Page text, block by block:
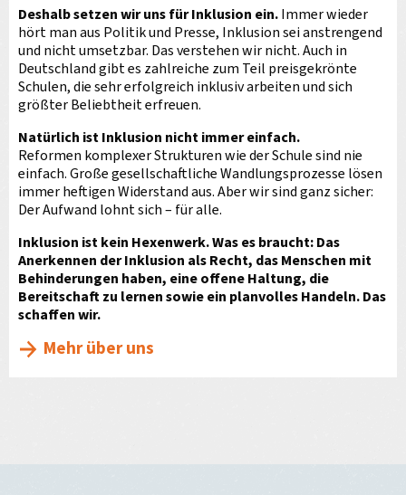
Deshalb setzen wir uns für Inklusion ein.Immer wieder
hört man aus Politik und Presse, Inklusion sei anstrengend
und nicht umsetzbar. Das verstehen wir nicht. Auch in
Deutschland gibt es zahlreiche zum Teil preisgekrönte
Schulen, die sehr erfolgreich inklusiv arbeiten und sich
größter Beliebtheit erfreuen.
Natürlich ist Inklusion nicht immer einfach.
Reformen komplexer Strukturen wie der Schule sind nie
einfach. Große gesellschaftliche Wandlungsprozesse lösen
immer heftigen Widerstand aus. Aber wir sind ganz sicher:
Der Aufwand lohnt sich – für alle.
Inklusion ist kein Hexenwerk. Was es braucht: Das
Anerkennen der Inklusion als Recht, das Menschen mit
Behinderungen haben, eine offene Haltung, die
Bereitschaft zu lernen sowie ein planvolles Handeln. Das
schaffen wir.
Mehr über uns